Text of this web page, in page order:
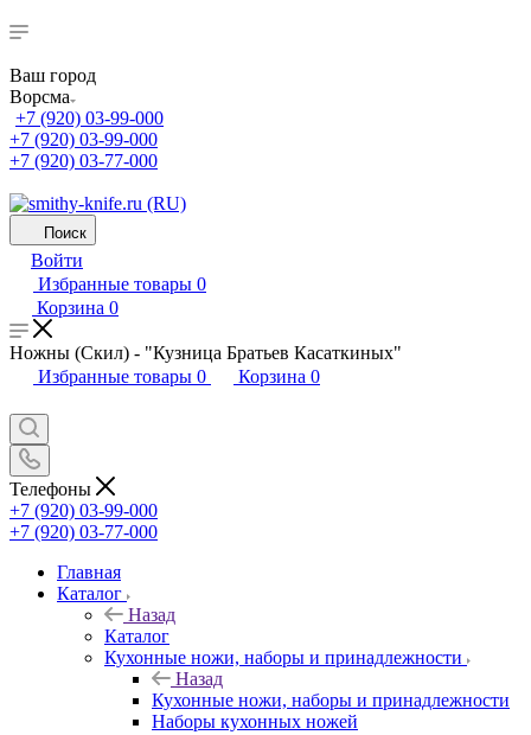
Ваш город
Ворсма
+7 (920) 03-99-000
+7 (920) 03-99-000
+7 (920) 03-77-000
Поиск
Войти
Избранные товары 0
Корзина 0
Ножны (Скил) - "Кузница Братьев Касаткиных"
Избранные товары 0 Корзина 0
Телефоны
+7 (920) 03-99-000
+7 (920) 03-77-000
Главная
Каталог
Назад
Каталог
Кухонные ножи, наборы и принадлежности
Назад
Кухонные ножи, наборы и принадлежности
Наборы кухонных ножей